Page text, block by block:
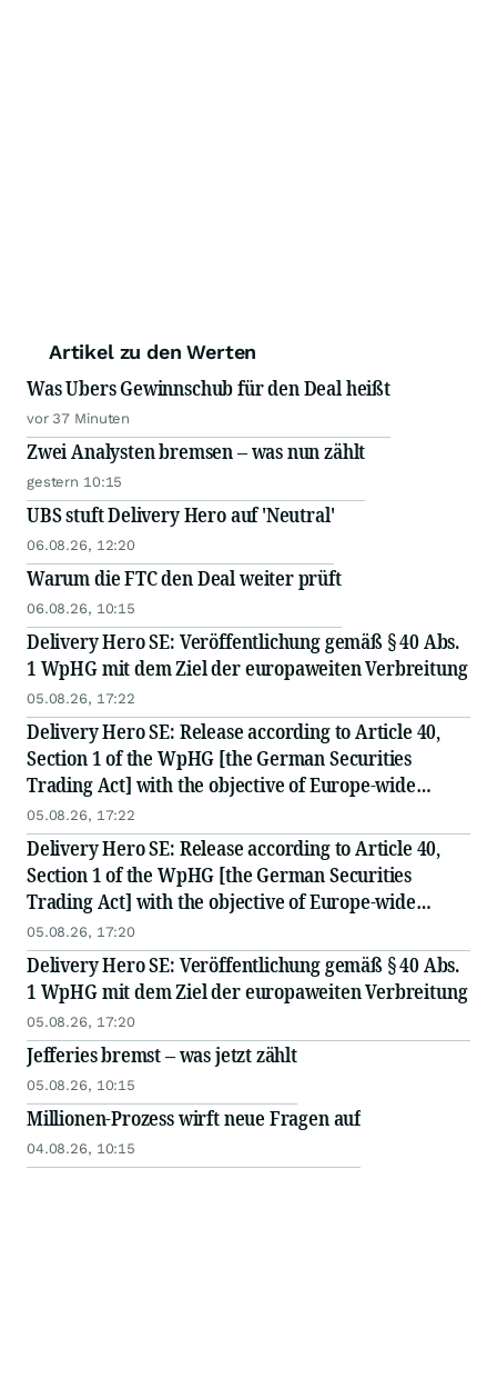
Artikel zu den Werten
Was Ubers Gewinnschub für den Deal heißt
vor 37 Minuten
Zwei Analysten bremsen – was nun zählt
gestern 10:15
UBS stuft Delivery Hero auf 'Neutral'
06.08.26, 12:20
Warum die FTC den Deal weiter prüft
06.08.26, 10:15
Delivery Hero SE: Veröffentlichung gemäß § 40 Abs.
1 WpHG mit dem Ziel der europaweiten Verbreitung
05.08.26, 17:22
Delivery Hero SE: Release according to Article 40,
Section 1 of the WpHG [the German Securities
Trading Act] with the objective of Europe-wide
distribution
05.08.26, 17:22
Delivery Hero SE: Release according to Article 40,
Section 1 of the WpHG [the German Securities
Trading Act] with the objective of Europe-wide
distribution
05.08.26, 17:20
Delivery Hero SE: Veröffentlichung gemäß § 40 Abs.
1 WpHG mit dem Ziel der europaweiten Verbreitung
05.08.26, 17:20
Jefferies bremst – was jetzt zählt
05.08.26, 10:15
Millionen-Prozess wirft neue Fragen auf
04.08.26, 10:15